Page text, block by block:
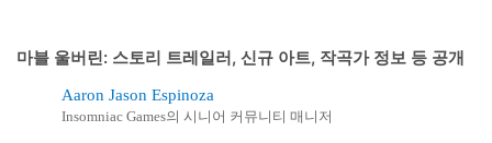
마블 울버린: 스토리 트레일러, 신규 아트, 작곡가 정보 등 공개
Aaron Jason Espinoza
Insomniac Games의 시니어 커뮤니티 매니저